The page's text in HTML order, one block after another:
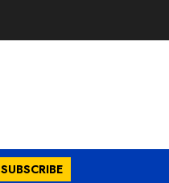
SUBSCRIBE